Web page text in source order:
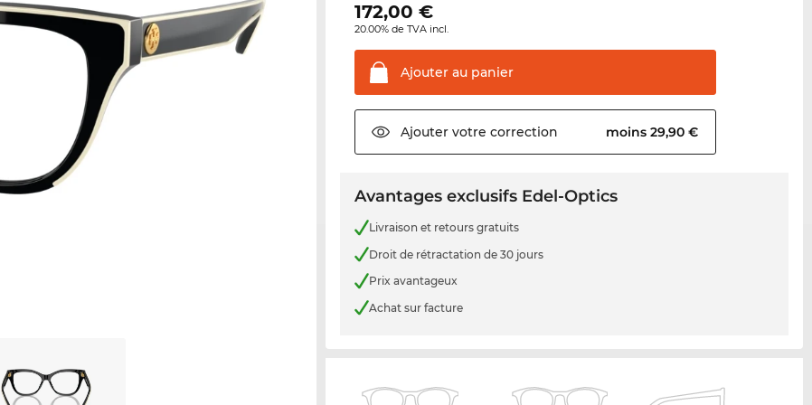
172,00 €
20.00% de TVA incl.
Ajouter au panier
Ajouter votre correction moins 29,90 €
Avantages exclusifs Edel-Optics
Livraison et retours gratuits
Droit de rétractation de 30 jours
Prix avantageux
Achat sur facture